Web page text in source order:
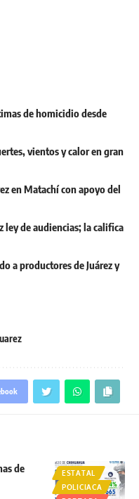
de homicidio desde
vientos y calor en gran
en Matachí con apoyo del
ley de audiencias; la califica
a productores de Juárez y
ESTATAL
POLICIACA
de